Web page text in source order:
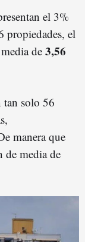
el 3%
propiedades, el
de 3,56
tan solo 56
manera que
de media de